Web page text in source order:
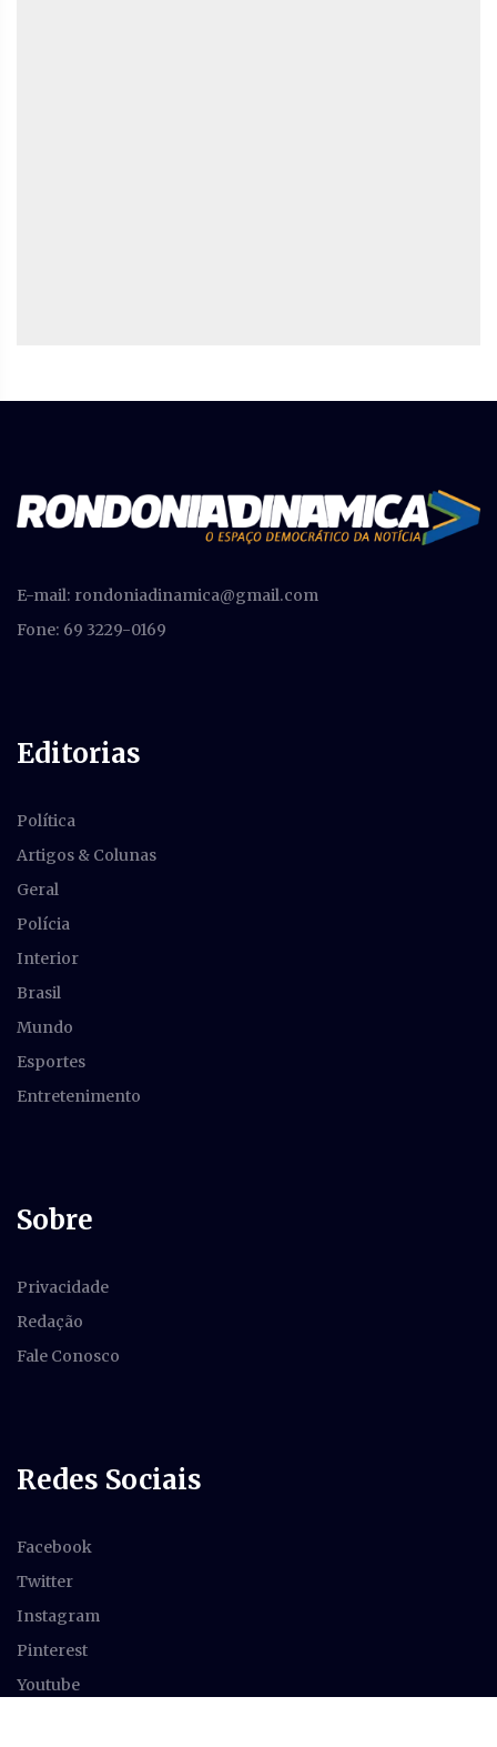
E-mail: rondoniadinamica@gmail.com
Fone: 69 3229-0169
Editorias
Política
Artigos & Colunas
Geral
Polícia
Interior
Brasil
Mundo
Esportes
Entretenimento
Sobre
Privacidade
Redação
Fale Conosco
Redes Sociais
Facebook
Twitter
Instagram
Pinterest
Youtube